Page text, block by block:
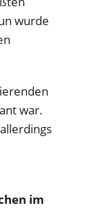
wurde
war.
im